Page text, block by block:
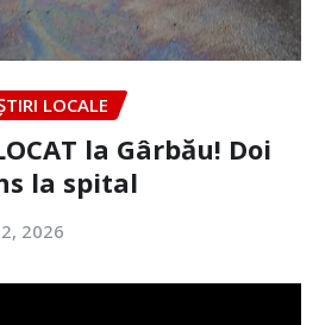
LOCALE
la Gârbău! Doi
la spital
2026